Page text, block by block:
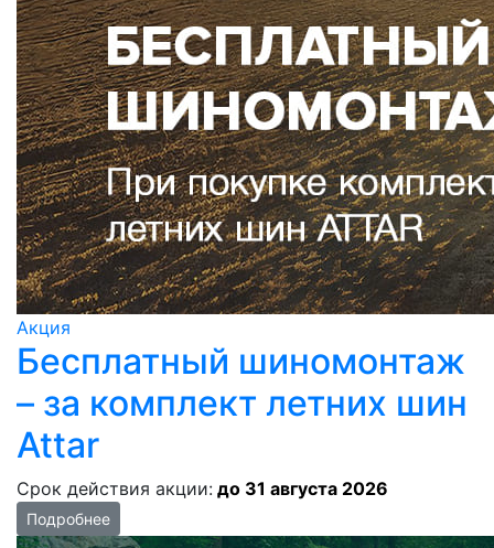
Акция
Бесплатный шиномонтаж
– за комплект летних шин
Attar
Срок действия акции: до 31 августа 2026
Подробнее